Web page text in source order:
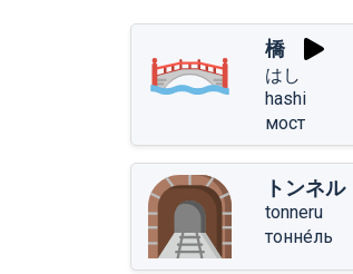
橋
はし
hashi
мост
トンネル
tonneru
тонне́ль